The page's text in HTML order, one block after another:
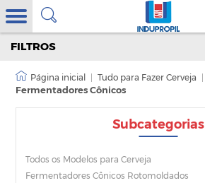
Tudo para Fazer Cerveja
Fermentadores Cônicos
Subcategorias
Todos os Modelos para Cerveja
Fermentadores Cônicos Rotomoldados
FILTROS